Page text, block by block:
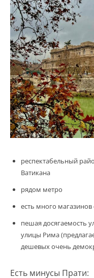
респектабельный
Ватикана
рядом метро
есть много
пешая досягаемость
улицы Рима
дешевых очень
Есть минусы Прати: